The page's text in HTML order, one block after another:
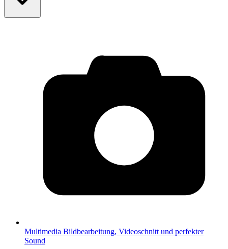
Multimedia Bildbearbeitung, Videoschnitt und perfekter
Sound